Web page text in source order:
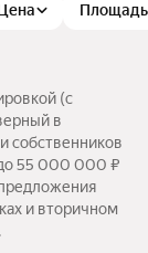
Площадь
(с
в
собственников
55 000 000 ₽
и вторичном